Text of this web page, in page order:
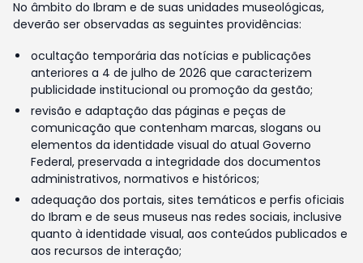
No âmbito do Ibram e de suas unidades museológicas,
deverão ser observadas as seguintes providências:
ocultação temporária das notícias e publicações
anteriores a 4 de julho de 2026 que caracterizem
publicidade institucional ou promoção da gestão;
revisão e adaptação das páginas e peças de
comunicação que contenham marcas, slogans ou
elementos da identidade visual do atual Governo
Federal, preservada a integridade dos documentos
administrativos, normativos e históricos;
adequação dos portais, sites temáticos e perfis oficiais
do Ibram e de seus museus nas redes sociais, inclusive
quanto à identidade visual, aos conteúdos publicados e
aos recursos de interação;